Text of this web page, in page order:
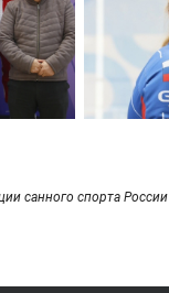
санного спорта России